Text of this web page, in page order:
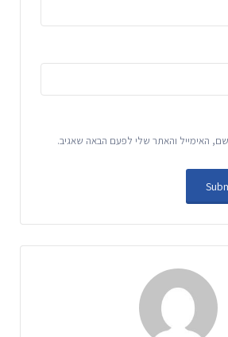
האימייל והאתר שלי לפעם הבאה שאגיב.